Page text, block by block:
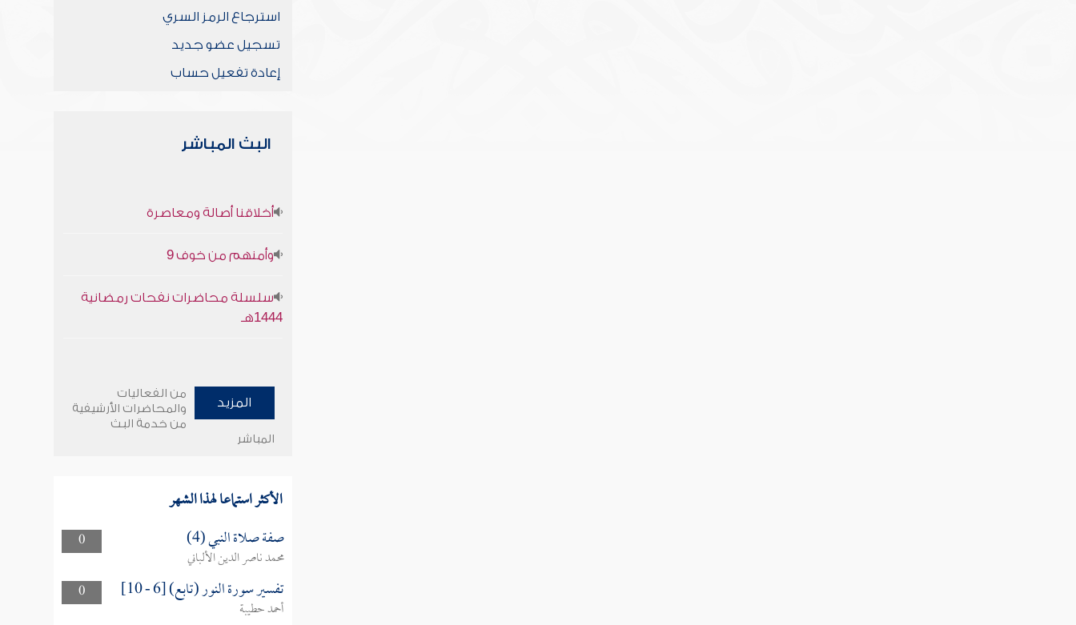
استرجاع الرمز السري
تسجيل عضو جديد
إعادة تفعيل حساب
البث المباشر
أخلاقنا أصالة ومعاصرة
وأمنهم من خوف 9
سلسلة محاضرات نفحات رمضانية
1444هـ
المزيد
من الفعاليات
والمحاضرات الأرشيفية
من خدمة البث
المباشر
الأكثر استماعا لهذا الشهر
0 صفة صلاة النبي (4)
محمد ناصر الدين الألباني
0
تفسير سورة النور (تابع) [6 - 10]
أحمد حطيبة